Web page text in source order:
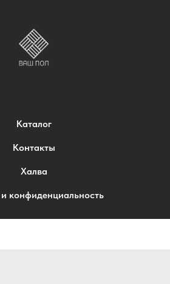
Каталог
Контакты
Халва
конфиденциальность